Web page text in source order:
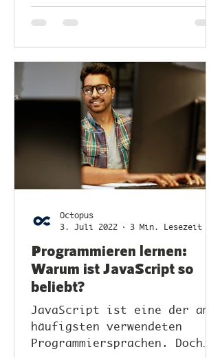
bietet und sehr häufig zum
Einsatz kommt.
Programmieren lernen:
Warum ist JavaScript so
beliebt?
JavaScript ist eine der am
häufigsten verwendeten
Programmiersprachen. Doch
Octopus
3. Juli 2022
3 Min. Lesezeit